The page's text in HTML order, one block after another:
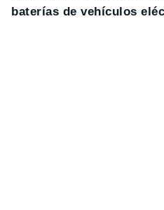
baterías de vehículos